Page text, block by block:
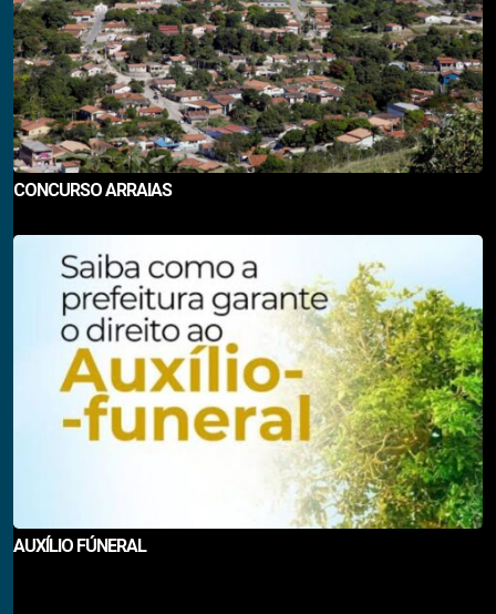
CONCURSO ARRAIAS
AUXÍLIO FÚNERAL